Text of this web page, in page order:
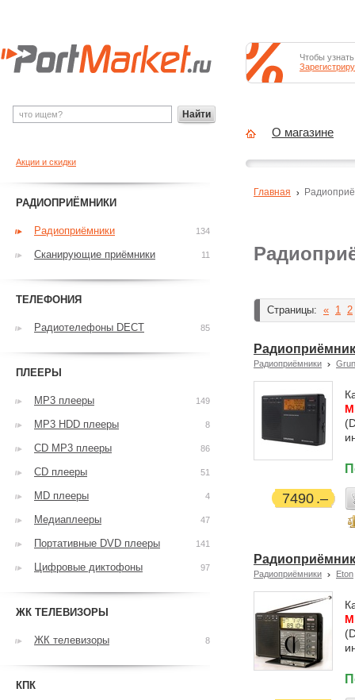
Страницы: « 1 2
Радиоприёмники
7490
Радиоприёмники Eton
Главная
Акции и скидки
РАДИОПРИЁМНИКИ
Радиоприёмники 134
Сканирующие приёмники 11
ТЕЛЕФОНИЯ
Радиотелефоны DECT 85
ПЛЕЕРЫ
MP3 плееры 149
MP3 HDD плееры 8
CD MP3 плееры 86
CD плееры 51
MD плееры 4
Медиаплееры 47
Портативные DVD плееры 141
Цифровые диктофоны 97
ЖК ТЕЛЕВИЗОРЫ
ЖК телевизоры 8
КПК
Найти
Чтобы
О магазине